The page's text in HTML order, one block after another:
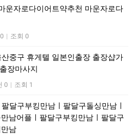
운자로다이어트약추천 마운자로다
| 조회 0
산중구 휴게텔 일본인출장 출장샵가
장마사지
0 | 조회 1
달구부킹만남ㅣ팔달구돌싱만남ㅣ
남어플ㅣ팔달구부킹만남ㅣ팔달구
남